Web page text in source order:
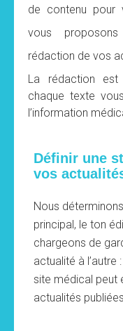
de contenu pour
vous
rédaction de vos
La rédaction
chaque texte
l’information
Définir une
vos
Nous
principal, le ton
chargeons de
actualité à l’autre
site médical peut
actualités